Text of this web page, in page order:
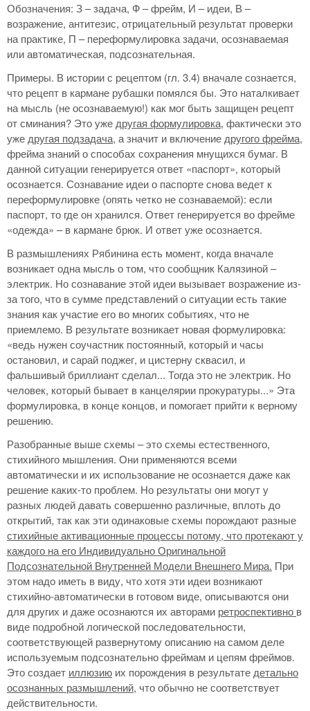
Обозначения: З – задача, Ф – фрейм, И – идеи, В –
возражение, антитезис, отрицательный результат проверки
на практике, П – переформулировка задачи, осознаваемая
или автоматическая, подсознательная.
Примеры. В истории с рецептом (гл. 3.4) вначале сознается,
что рецепт в кармане рубашки помялся бы. Это наталкивает
на мысль (не осознаваемую!) как мог быть защищен рецепт
от сминания? Это ужедругая формулировка, фактически это
ужедругая подзадача, а значит и включениедругого фрейма,
фрейма знаний о способах сохранения мнущихся бумаг. В
данной ситуации генерируется ответ «паспорт», который
осознается. Сознавание идеи о паспорте снова ведет к
переформулировке (опять четко не сознаваемой): если
паспорт, то где он хранился. Ответ генерируется во фрейме
«одежда» – в кармане брюк. И ответ уже осознается.
В размышлениях Рябинина есть момент, когда вначале
возникает одна мысль о том, что сообщник Калязиной –
электрик. Но сознавание этой идеи вызывает возражение из-
за того, что в сумме представлений о ситуации есть такие
знания как участие его во многих событиях, что не
приемлемо. В результате возникает новая формулировка:
«ведь нужен соучастник постоянный, который и часы
остановил, и сарай поджег, и цистерну сквасил, и
фальшивый бриллиант сделал... Тогда это не электрик. Но
человек, который бывает в канцелярии прокуратуры...» Эта
формулировка, в конце концов, и помогает прийти к верному
решению.
Разобранные выше схемы – это схемы естественного,
стихийного мышления. Они применяются всеми
автоматически и их использование не осознается даже как
решение каких-то проблем. Но результаты они могут у
разных людей давать совершенно различные, вплоть до
открытий, так как эти одинаковые схемы порождают разные
стихийные активационные процессы потому, что протекают у
каждого на его Индивидуально Оригинальной
Подсознательной Внутренней Модели Внешнего Мира. При
этом надо иметь в виду, что хотя эти идеи возникают
стихийно-автоматически в готовом виде, описываются они
для других и даже осознаются их авторами ретроспективно в
виде подробной логической последовательности,
соответствующей развернутому описанию на самом деле
используемым подсознательно фреймам и цепям фреймов.
Это создает иллюзию их порождения в результатедетально
осознанных размышлений, что обычно не соответствует
действительности.